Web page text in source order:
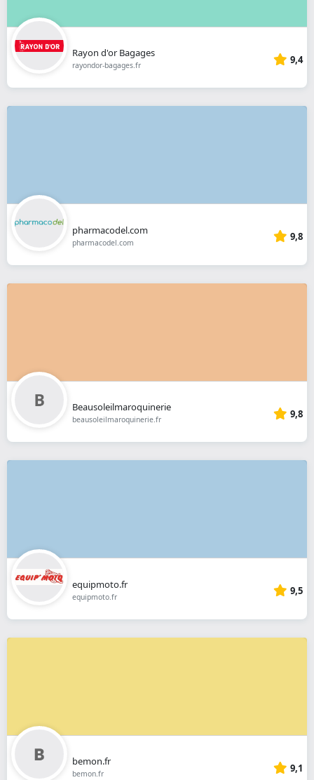
Rayon d'or Bagages
rayondor-bagages.fr 9,4
pharmacodel.com
pharmacodel.com 9,8
Beausoleilmaroquinerie
beausoleilmaroquinerie.fr 9,8
equipmoto.fr
equipmoto.fr 9,5
bemon.fr
bemon.fr 9,1